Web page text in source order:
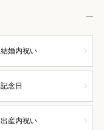
結婚内祝い
記念日
出産内祝い